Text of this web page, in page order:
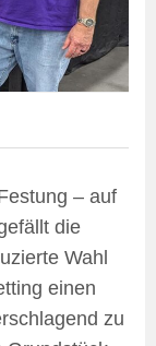
– auf
die
Wahl
einen
zu